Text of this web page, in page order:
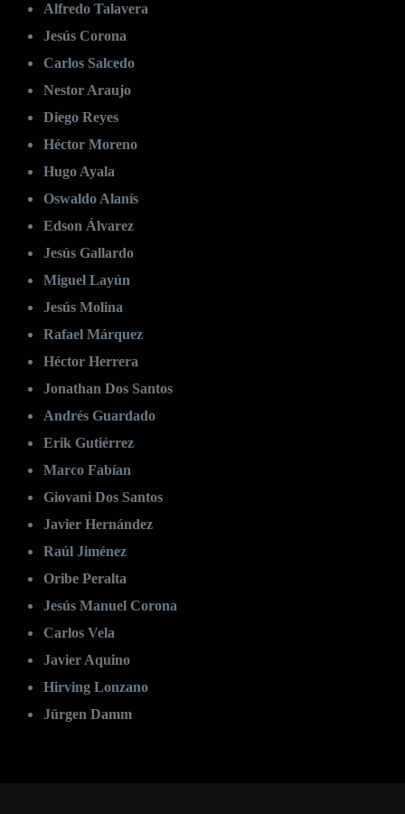
Alfredo Talavera
Jesús Corona
Carlos Salcedo
Nestor Araujo
Diego Reyes
Héctor Moreno
Hugo Ayala
Oswaldo Alanís
Edson Álvarez
Jesús Gallardo
Miguel Layún
Jesús Molina
Rafael Márquez
Héctor Herrera
Jonathan Dos Santos
Andrés Guardado
Erik Gutiérrez
Marco Fabían
Giovani Dos Santos
Javier Hernández
Raúl Jiménez
Oribe Peralta
Jesús Manuel Corona
Carlos Vela
Javier Aquino
Hirving Lonzano
Jürgen Damm